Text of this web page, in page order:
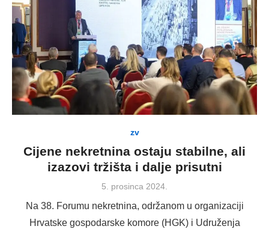
zv
Cijene nekretnina ostaju stabilne, ali
izazovi tržišta i dalje prisutni
Posted
5. prosinca 2024.
Na 38. Forumu nekretnina, održanom u organizaciji
Hrvatske gospodarske komore (HGK) i Udruženja